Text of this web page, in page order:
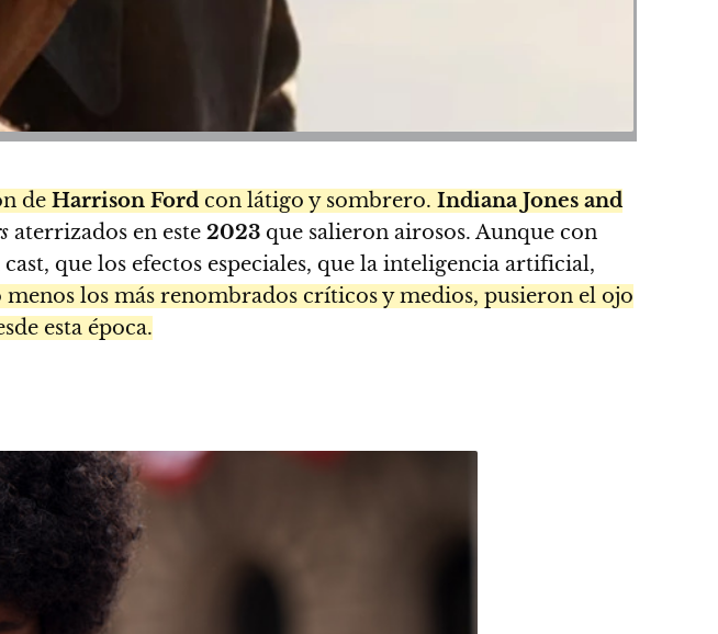
de Harrison Ford con látigo y sombrero. Indiana Jones and
aterrizados en este 2023 que salieron airosos. Aunque con
que los efectos especiales, que la inteligencia artificial,
los más renombrados críticos y medios, pusieron el ojo
esta época.